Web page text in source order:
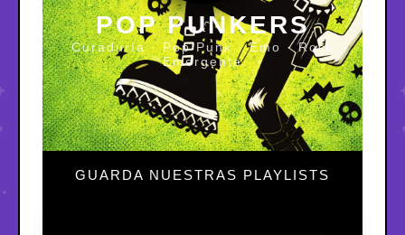
POP PUNKERS
Curaduría · Pop Punk · Emo · Rock
Emergente
GUARDA NUESTRAS PLAYLISTS